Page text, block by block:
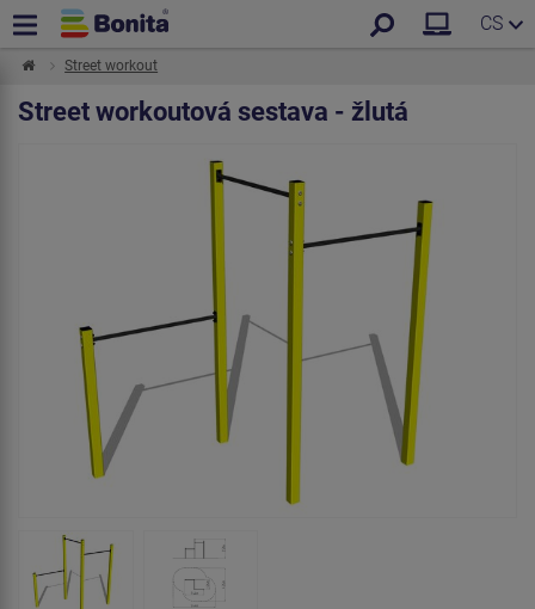
CS
Street workout
Street workoutová sestava - žlutá